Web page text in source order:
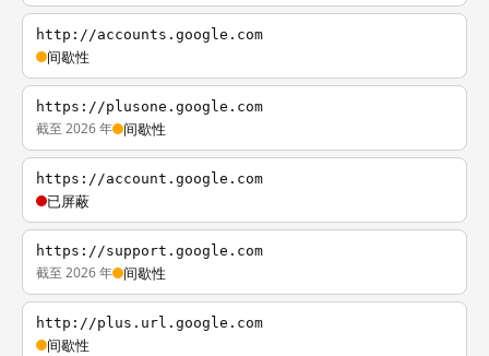
http://accounts.google.com
间歇性
https://plusone.google.com
截至 2026 年 间歇性
https://account.google.com
已屏蔽
https://support.google.com
截至 2026 年 间歇性
http://plus.url.google.com
间歇性